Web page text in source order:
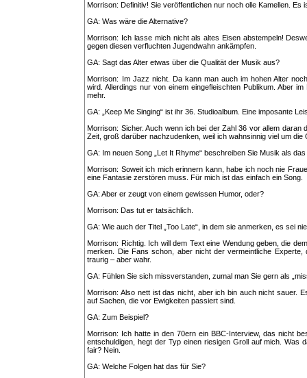
Morrison: Definitiv! Sie veröffentlichen nur noch olle Kamellen. Es
GA: Was wäre die Alternative?
Morrison: Ich lasse mich nicht als altes Eisen abstempeln!
gegen diesen verfluchten Jugendwahn ankämpfen.
GA: Sagt das Alter etwas über die Qualität der Musik aus?
Morrison: Im Jazz nicht. Da kann man auch im hohen Alter
wird. Allerdings nur von einem eingefleischten Publikum. Aber
mehr.
GA: „Keep Me Singing“ ist ihr 36. Studioalbum. Eine imposante
Morrison: Sicher. Auch wenn ich bei der Zahl 36 vor allem
Zeit, groß darüber nachzudenken, weil ich wahnsinnig viel um
GA: Im neuen Song „Let It Rhyme“ beschreiben Sie Musik als
Morrison: Soweit ich mich erinnern kann, habe ich noch nie
eine Fantasie zerstören muss. Für mich ist das einfach ein Song.
GA: Aber er zeugt von einem gewissen Humor, oder?
Morrison: Das tut er tatsächlich.
GA: Wie auch der Titel „Too Late“, in dem sie anmerken, es sei
Morrison: Richtig. Ich will dem Text eine Wendung geben, die
merken. Die Fans schon, aber nicht der vermeintliche
traurig – aber wahr.
GA: Fühlen Sie sich missverstanden, zumal man Sie gern als
Morrison: Also nett ist das nicht, aber ich bin auch nicht sauer.
auf Sachen, die vor Ewigkeiten passiert sind.
GA: Zum Beispiel?
Morrison: Ich hatte in den 70ern ein BBC-Interview, das nicht
entschuldigen, hegt der Typ einen riesigen Groll auf mich.
fair? Nein.
GA: Welche Folgen hat das für Sie?